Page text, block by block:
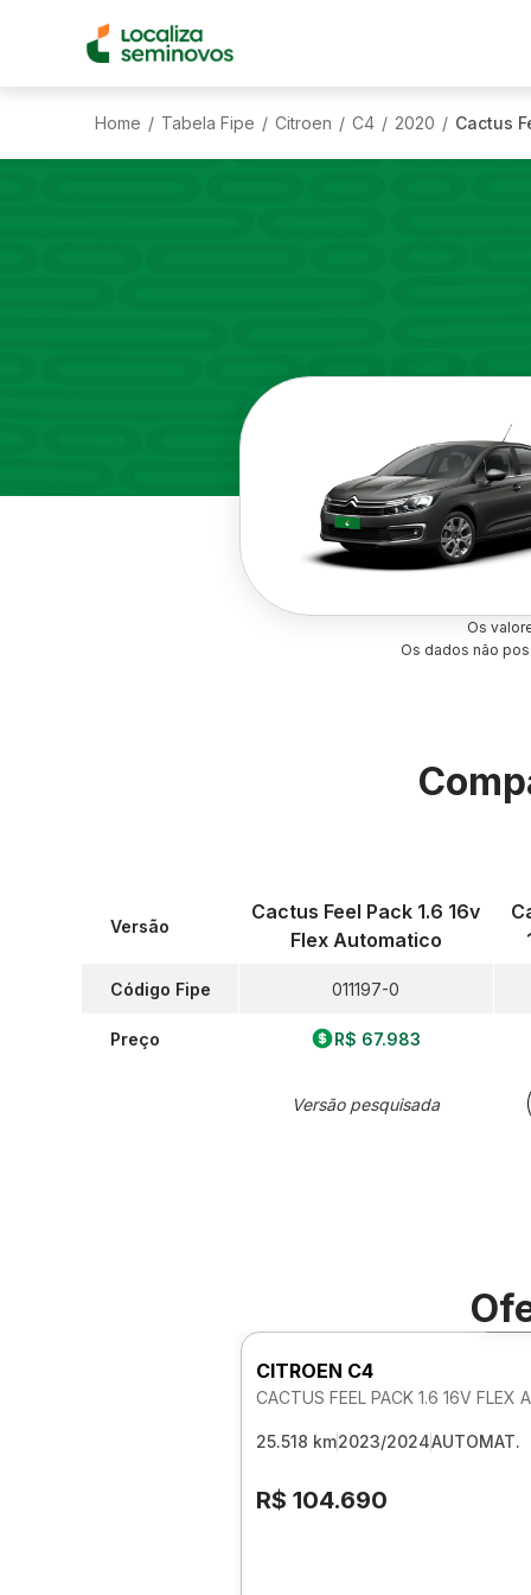
Home / Tabela Fipe / Citroen / C4 / 2020 / Cactus
Os
Os dados não
Versão
Código Fipe
Preço
Cactus Feel Pack 1.6 16v
Flex Automatico
011197-0
R$ 67.983
Versão pesquisada
CITROEN C4
25.518 km2023/2024AUTOMAT.
R$ 104.690